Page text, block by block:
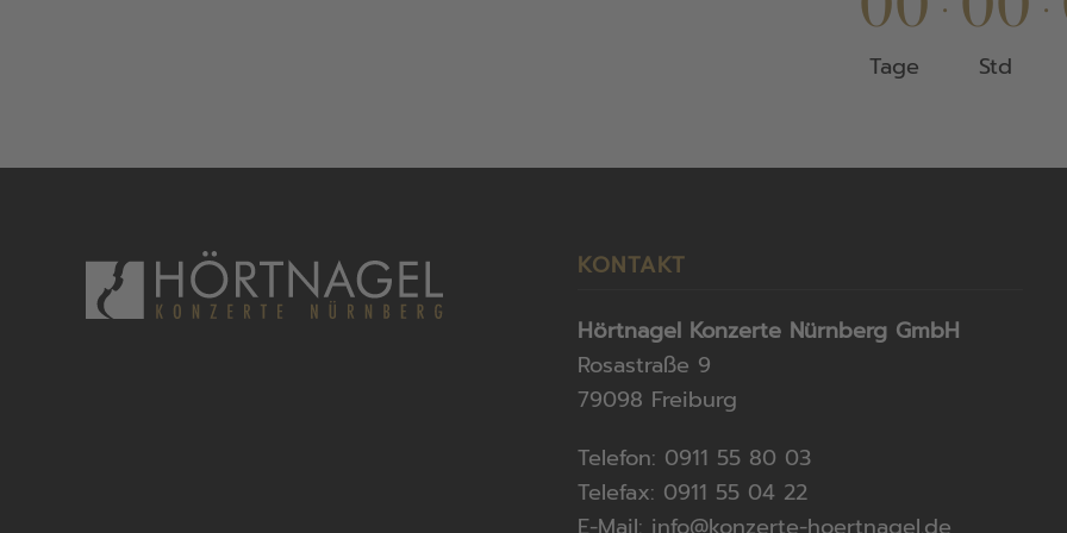
Tage Std
KONTAKT
Hörtnagel Konzerte Nürnberg GmbH
Rosastraße 9
79098 Freiburg
Telefon: 0911 55 80 03
Telefax: 0911 55 04 22